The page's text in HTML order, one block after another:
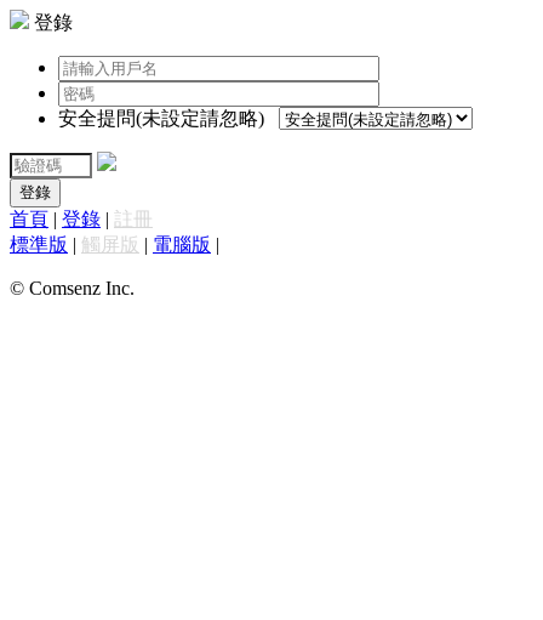
登錄
安全提問(未設定請忽略)
登錄
首頁 | 登錄 | 註冊
標準版 | 觸屏版 | 電腦版 |
© Comsenz Inc.